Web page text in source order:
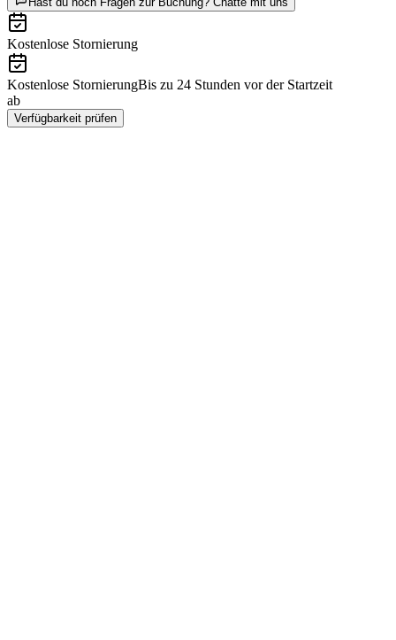
Kostenlose Stornierung
Kostenlose StornierungBis zu 24 Stunden vor der Startzeit
ab
Verfügbarkeit prüfen